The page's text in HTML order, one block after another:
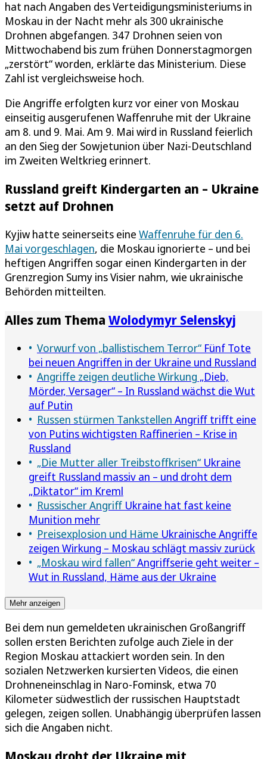
hat nach Angaben des Verteidigungsministeriums in
Moskau in der Nacht mehr als 300 ukrainische
Drohnen abgefangen. 347 Drohnen seien von
Mittwochabend bis zum frühen Donnerstagmorgen
„zerstört“ worden, erklärte das Ministerium. Diese
Zahl ist vergleichsweise hoch.
Die Angriffe erfolgten kurz vor einer von Moskau
einseitig ausgerufenen Waffenruhe mit der Ukraine
am 8. und 9. Mai. Am 9. Mai wird in Russland feierlich
an den Sieg der Sowjetunion über Nazi-Deutschland
im Zweiten Weltkrieg erinnert.
Russland greift Kindergarten an – Ukraine
setzt auf Drohnen
Kyjiw hatte seinerseits eine Waffenruhe für den 6.
Mai vorgeschlagen, die Moskau ignorierte – und bei
heftigen Angriffen sogar einen Kindergarten in der
Grenzregion Sumy ins Visier nahm, wie ukrainische
Behörden mitteilten.
Alles zum Thema Wolodymyr Selenskyj
Vorwurf von „ballistischem Terror“ Fünf Tote
bei neuen Angriffen in der Ukraine und Russland
Angriffe zeigen deutliche Wirkung „Dieb,
Mörder, Versager“ – In Russland wächst die Wut
auf Putin
Russen stürmen Tankstellen Angriff trifft eine
von Putins wichtigsten Raffinerien – Krise in
Russland
„Die Mutter aller Treibstoffkrisen“ Ukraine
greift Russland massiv an – und droht dem
„Diktator“ im Kreml
Russischer Angriff Ukraine hat fast keine
Munition mehr
Preisexplosion und Häme Ukrainische Angriffe
zeigen Wirkung – Moskau schlägt massiv zurück
„Moskau wird fallen“Angriffserie geht weiter –
Wut in Russland, Häme aus der Ukraine
Mehr anzeigen
Bei dem nun gemeldeten ukrainischen Großangriff
sollen ersten Berichten zufolge auch Ziele in der
Region Moskau attackiert worden sein. In den
sozialen Netzwerken kursierten Videos, die einen
Drohneneinschlag in Naro-Fominsk, etwa 70
Kilometer südwestlich der russischen Hauptstadt
gelegen, zeigen sollen. Unabhängig überprüfen lassen
sich die Angaben nicht.